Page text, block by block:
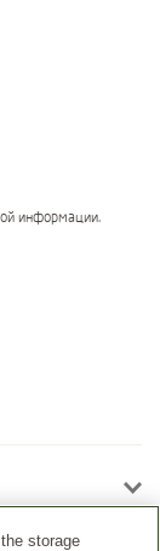
информации.
storage